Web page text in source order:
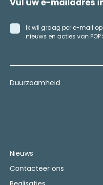
Ik wil graag per e-mail
nieuws en acties van POP
Duurzaamheid
Nieuws
Contacteer ons